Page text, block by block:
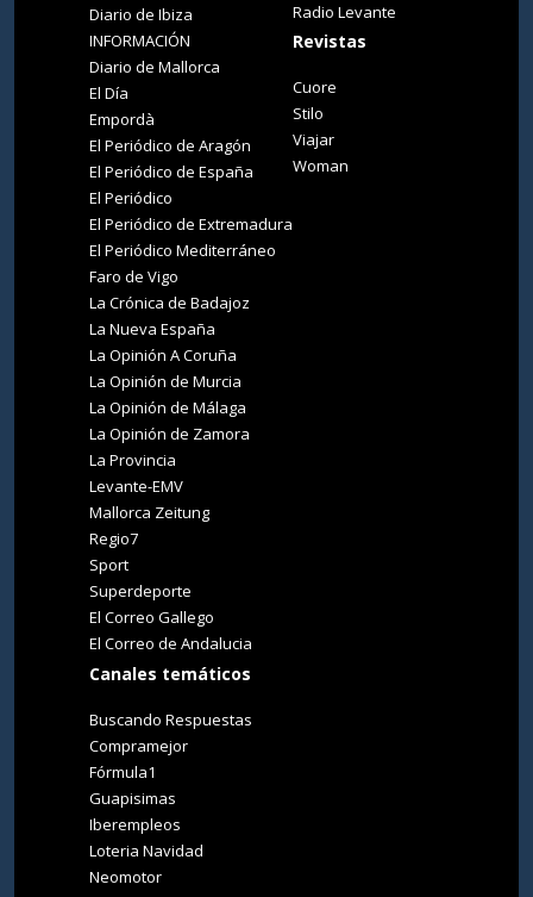
Diario de Ibiza
INFORMACIÓN
Diario de Mallorca
El Día
Empordà
El Periódico de Aragón
El Periódico de España
El Periódico
El Periódico de Extremadura
El Periódico Mediterráneo
Faro de Vigo
La Crónica de Badajoz
La Nueva España
La Opinión A Coruña
La Opinión de Murcia
La Opinión de Málaga
La Opinión de Zamora
La Provincia
Levante-EMV
Mallorca Zeitung
Regio7
Sport
Superdeporte
El Correo Gallego
El Correo de Andalucia
Canales temáticos
Buscando Respuestas
Compramejor
Fórmula1
Guapisimas
Iberempleos
Loteria Navidad
Neomotor
Radio Levante
Revistas
Cuore
Stilo
Viajar
Woman